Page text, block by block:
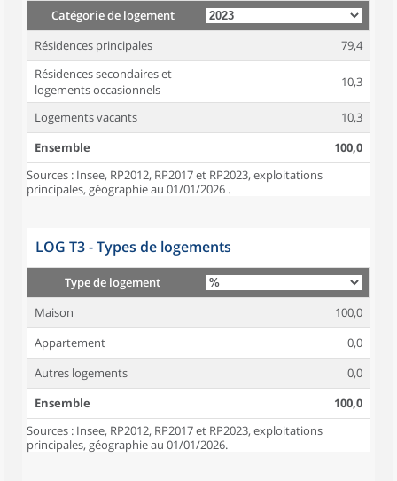
Catégorie de logement
Résidences principales
79,4
Résidences secondaires et
logements occasionnels
10,3
Logements vacants
10,3
Ensemble
100,0
Sources : Insee, RP2012, RP2017 et RP2023, exploitations
principales, géographie au 01/01/2026 .
LOG T3 - Types de logements
Type de logement
Maison
100,0
Appartement
0,0
Autres logements
0,0
Ensemble
100,0
Sources : Insee, RP2012, RP2017 et RP2023, exploitations
principales, géographie au 01/01/2026.